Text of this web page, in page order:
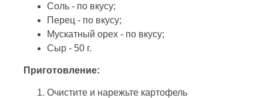
Соль - по вкусу;
Перец - по вкусу;
Мускатный орех - по вкусу;
Сыр - 50 г.
Приготовление:
Очистите и нарежьте картофель